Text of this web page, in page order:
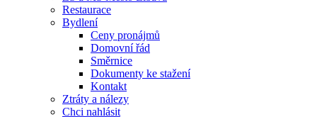
Restaurace
Bydlení
Ceny pronájmů
Domovní řád
Směrnice
Dokumenty ke stažení
Kontakt
Ztráty a nálezy
Chci nahlásit